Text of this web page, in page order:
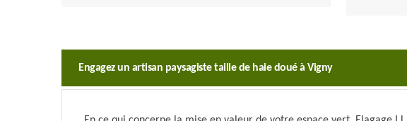
Engagez un artisan paysagiste taille de haie doué à Vigny